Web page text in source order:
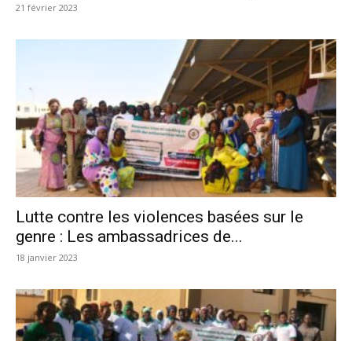
21 février 2023
Lutte contre les violences basées sur le
genre : Les ambassadrices de...
18 janvier 2023